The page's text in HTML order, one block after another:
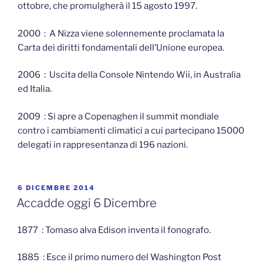
ottobre, che promulgherà il 15 agosto 1997.
2000 : A Nizza viene solennemente proclamata la
Carta dei diritti fondamentali dell’Unione europea.
2006 : Uscita della Console Nintendo Wii, in Australia
ed Italia.
2009 : Si apre a Copenaghen il summit mondiale
contro i cambiamenti climatici a cui partecipano 15000
delegati in rappresentanza di 196 nazioni.
PUBBLICATO
IL
6 DICEMBRE 2014
Accadde oggi 6 Dicembre
1877 : Tomaso alva Edison inventa il fonografo.
1885 : Esce il primo numero del Washington Post